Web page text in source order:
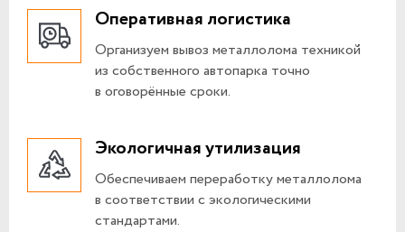
Оперативная логистика
Организуем вывоз металлолома техникой
из собственного автопарка точно
в оговорённые сроки.
Экологичная утилизация
Обеспечиваем переработку металлолома
в соответствии с экологическими
стандартами.